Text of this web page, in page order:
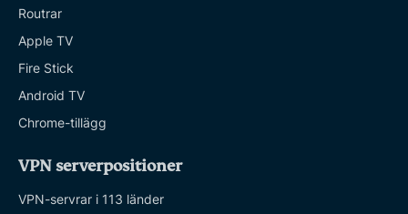
Routrar
Apple TV
Fire Stick
Android TV
Chrome-tillägg
VPN serverpositioner
VPN-servrar i 113 länder